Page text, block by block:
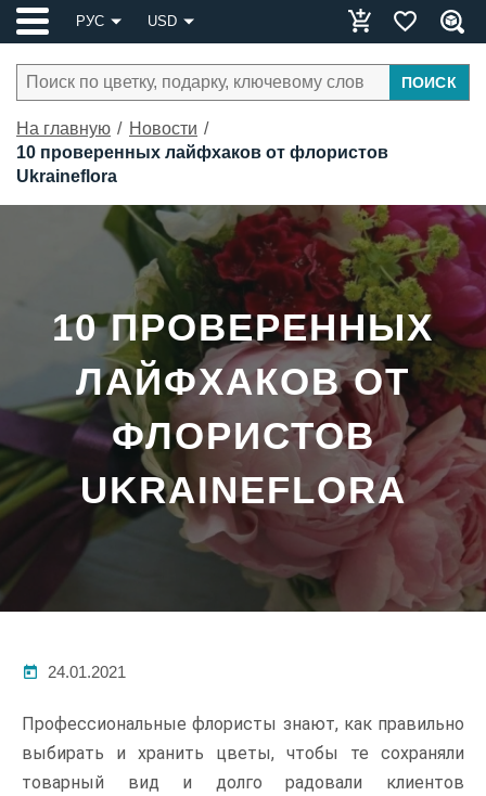
РУС USD
ПОИСК
На главную
Новости
10 проверенных лайфхаков от флористов
Ukraineflora
10 ПРОВЕРЕННЫХ
ЛАЙФХАКОВ ОТ
ФЛОРИСТОВ
UKRAINEFLORA
24.01.2021
Профессиональные флористы знают, как правильно
выбирать и хранить цветы, чтобы те сохраняли
товарный вид и долго радовали клиентов